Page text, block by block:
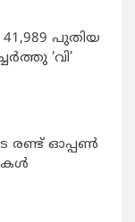
പുതിയ
‘വി’
രണ്ട് ഓപ്പണ്‍